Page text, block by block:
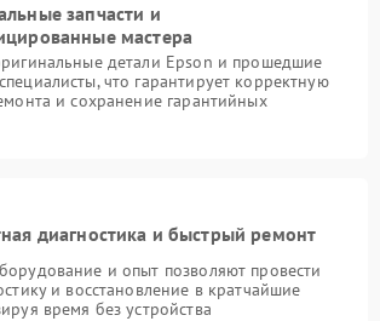
запчасти и
мастера
детали Epson и прошедшие
что гарантирует корректную
и сохранение гарантийных
диагностика и быстрый ремонт
и опыт позволяют провести
и восстановление в кратчайшие
время без устройства